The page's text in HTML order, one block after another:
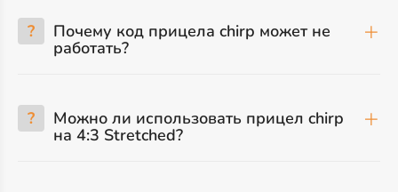
? Почему код прицела chirp может не
работать?
? Можно ли использовать прицел chirp
на 4:3 Stretched?